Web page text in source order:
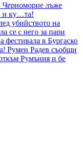
лъже
и ку…та!
убийството на
се с него за пари
в Бургаско
Румен Радев съобщи
Румъния и бе